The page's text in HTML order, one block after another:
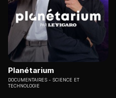
Planétarium
DOCUMENTAIRES
SCIENCE ET
TECHNOLOGIE